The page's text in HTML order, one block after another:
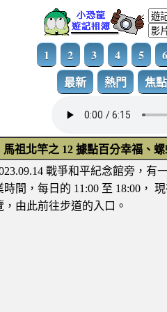
1 2 3 4 5 6
最新
熱門 焦點
馬祖北竿之 12 據點百分幸福、
戰爭和平紀念館旁，有
時間，每日的 11:00 至 18:00，
，由此前往步道的入口。